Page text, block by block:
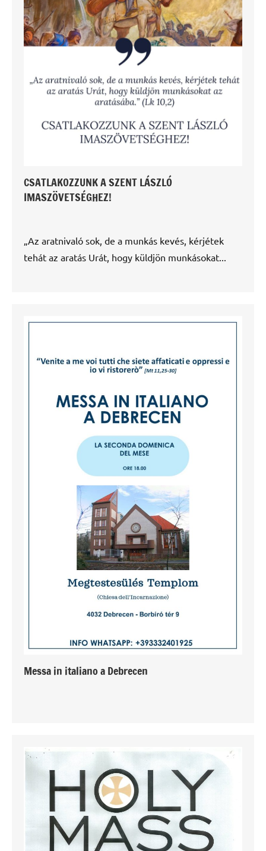
CSATLAKOZZUNK A SZENT LÁSZLÓ
IMASZÖVETSÉGHEZ!
„Az aratnivaló sok, de a munkás kevés, kérjétek
tehát az aratás Urát, hogy küldjön munkásokat...
Messa in italiano a Debrecen